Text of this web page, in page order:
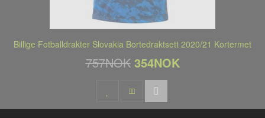
Billige Fotballdrakter Slovakia Bortedraktsett 2020/21 Kortermet
757NOK 354NOK